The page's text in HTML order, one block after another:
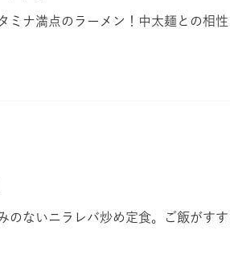
ミナ満点のラーメン！中太麺との相性
のないニラレバ炒め定食。ご飯がす